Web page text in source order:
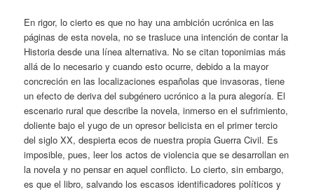
En rigor, lo cierto es que no hay una ambición ucrónica en las
páginas de esta novela, no se trasluce una intención de contar la
Historia desde una línea alternativa. No se citan toponimias más
allá de lo necesario y cuando esto ocurre, debido a la mayor
concreción en las localizaciones españolas que invasoras, tiene
un efecto de deriva del subgénero ucrónico a la pura alegoría. El
escenario rural que describe la novela, inmerso en el sufrimiento,
doliente bajo el yugo de un opresor belicista en el primer tercio
del siglo XX, despierta ecos de nuestra propia Guerra Civil. Es
imposible, pues, leer los actos de violencia que se desarrollan en
la novela y no pensar en aquel conflicto. Lo cierto, sin embargo,
es que el libro, salvando los escasos identificadores políticos y